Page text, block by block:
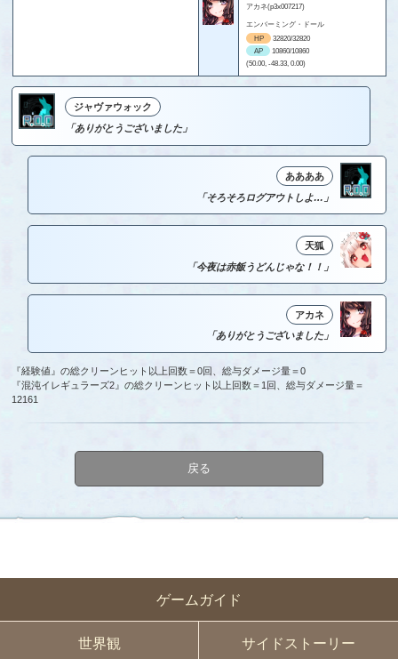
ゲームガイド
世界観 サイドストーリー
アカネ(p3x007217)
エンバーミング・ドール
HP
32820/32820
AP
10860/10860
(50.00, -48.33, 0.00)
ジャヴァウォック
「ありがとうございました」
ああああ
「そろそろログアウトしよ…」
天狐
「今夜は赤飯うどんじゃな！！」
アカネ
「ありがとうございました」
『経験値』の総クリーンヒット以上回数＝0回、総与ダメージ量＝0
『混沌イレギュラーズ2』の総クリーンヒット以上回数＝1回、総与ダメージ量＝
12161
戻る